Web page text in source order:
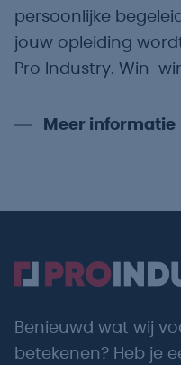
persoonlijke
jouw opleiding
Pro Industry. Win-
Meer informatie
Benieuwd wat wij
betekenen? Heb je